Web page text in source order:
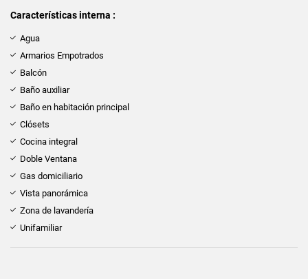
Características interna :
Agua
Armarios Empotrados
Balcón
Baño auxiliar
Baño en habitación principal
Clósets
Cocina integral
Doble Ventana
Gas domiciliario
Vista panorámica
Zona de lavandería
Unifamiliar